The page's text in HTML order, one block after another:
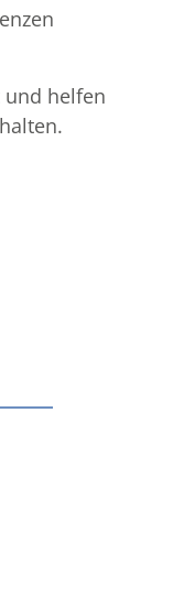
und helfen